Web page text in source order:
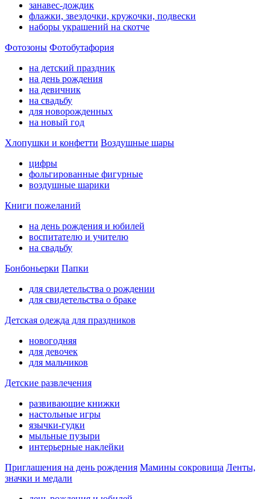
занавес-дождик
флажки, звездочки, кружочки, подвески
наборы украшений на скотче
Фотозоны Фотобутафория
на детский праздник
на день рождения
на девичник
на свадьбу
для новорожденных
на новый год
Хлопушки и конфетти Воздушные шары
цифры
фольгированные фигурные
воздушные шарики
Книги пожеланий
на день рождения и юбилей
воспитателю и учителю
на свадьбу
Бонбоньерки Папки
для свидетельства о рождении
для свидетельства о браке
Детская одежда для праздников
новогодняя
для девочек
для мальчиков
Детские развлечения
развивающие книжки
настольные игры
язычки-гудки
мыльные пузыри
интерьерные наклейки
Приглашения на день рождения Мамины сокровища Ленты,
значки и медали